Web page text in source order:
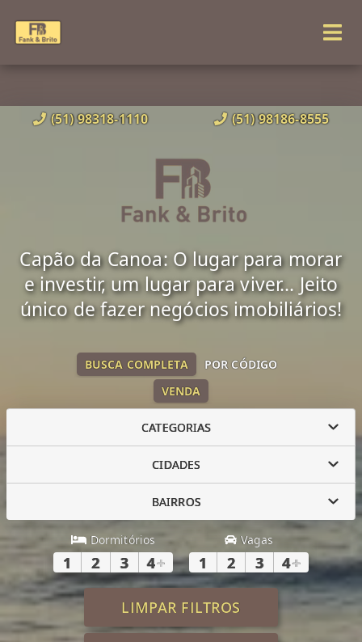
(51) 98318-1110 (51) 98186-8555
Capão da Canoa: O lugar para morar
e investir, um lugar para viver... Jeito
único de fazer negócios imobiliários!
VENDA
BUSCA COMPLETA POR CÓDIGO
CATEGORIAS
CIDADES
BAIRROS
Dormitórios
1 2 3 4+
Vagas
1 2 3 4+
LIMPAR FILTROS